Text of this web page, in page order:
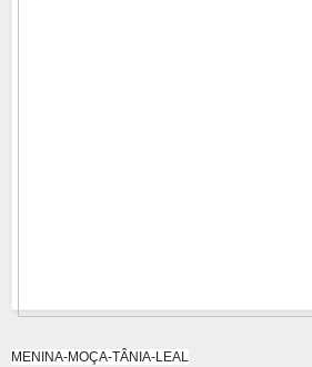
MENINA-MOÇA-TÂNIA-LEAL